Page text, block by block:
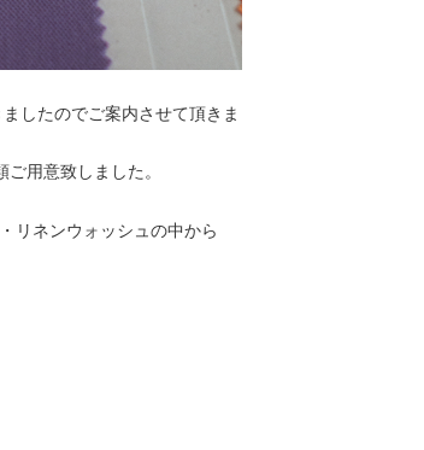
したのでご案内させて頂きま
用意致しました。
リネンウォッシュの中から